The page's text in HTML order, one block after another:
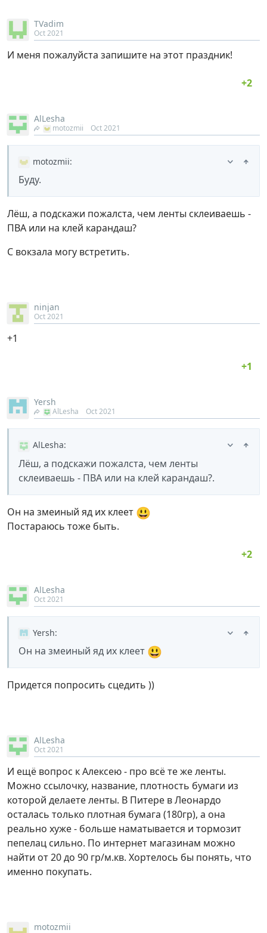
TVadim
Oct 2021
И меня пожалуйста запишите на этот праздник!
AlLesha
motozmii Oct 2021
motozmii:
Буду.
Лёш, а подскажи пожалста, чем ленты склеиваешь -
ПВА или на клей карандаш?
С вокзала могу встретить.
ninjan
Oct 2021
+1
Yersh
AlLesha Oct 2021
AlLesha:
Лёш, а подскажи пожалста, чем ленты
склеиваешь - ПВА или на клей карандаш?.
Он на змеиный яд их клеет 😃
Постараюсь тоже быть.
AlLesha
Oct 2021
Yersh:
Он на змеиный яд их клеет 😃
Придется попросить сцедить ))
AlLesha
Oct 2021
И ещё вопрос к Алексею - про всё те же ленты.
Можно ссылочку, название, плотность бумаги из
которой делаете ленты. В Питере в Леонардо
осталась только плотная бумага (180гр), а она
реально хуже - больше наматывается и тормозит
пепелац сильно. По интернет магазинам можно
найти от 20 до 90 гр/м.кв. Хортелось бы понять, что
именно покупать.
motozmii